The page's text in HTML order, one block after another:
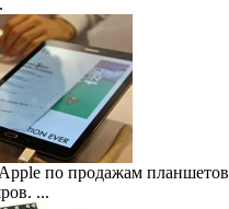
Apple по продажам планшетов
...